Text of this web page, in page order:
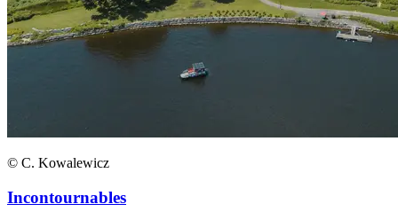
© C. Kowalewicz
Incontournables